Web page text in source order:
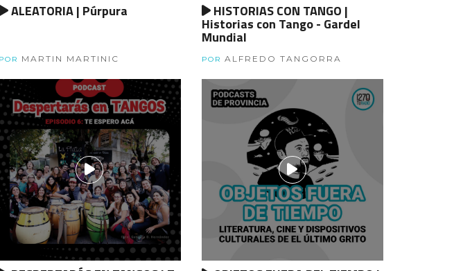
ALEATORIA | Púrpura
POR MARTIN MARTINIC
HISTORIAS CON TANGO |
Historias con Tango - Gardel
Mundial
POR ALFREDO TANGORRA